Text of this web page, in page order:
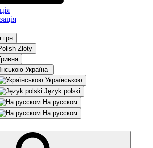
грн
Zloty
Україна
Українською
Język polski
На русском
На русском